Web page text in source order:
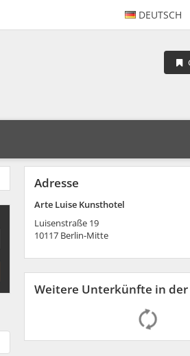
DEUTSCH
Adresse
Arte Luise Kunsthotel
Luisenstraße 19
10117 Berlin-Mitte
Weitere Unterkünfte in der